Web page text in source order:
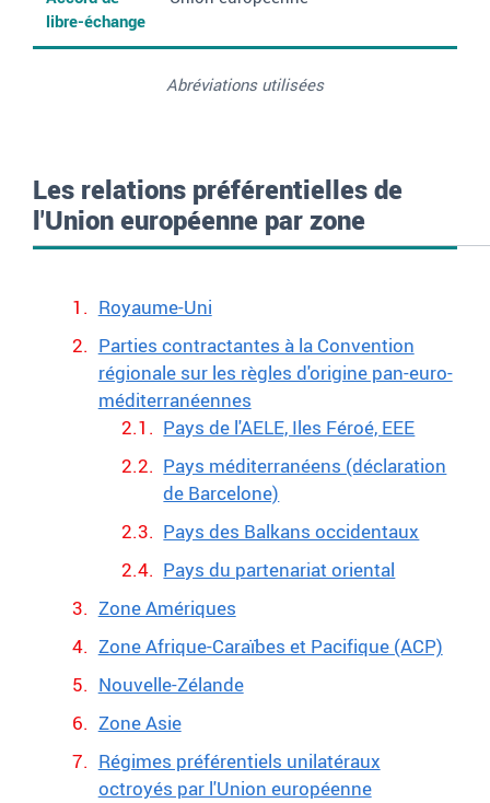
Abréviations utilisées
libre-échange
Les relations préférentielles de
l'Union européenne par zone
Royaume-Uni
Parties contractantes à la Convention
régionale sur les règles d'origine pan-euro-
méditerranéennes
Pays de l'AELE, Iles Féroé, EEE
Pays méditerranéens (déclaration
de Barcelone)
Pays des Balkans occidentaux
Pays du partenariat oriental
Zone Amériques
Zone Afrique-Caraïbes et Pacifique (ACP)
Nouvelle-Zélande
Zone Asie
Régimes préférentiels unilatéraux
octroyés par l'Union européenne